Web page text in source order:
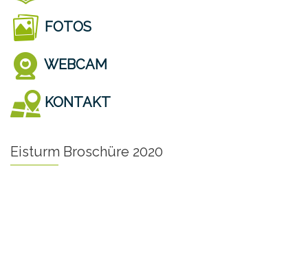
FOTOS
WEBCAM
KONTAKT
Eisturm Broschüre 2020